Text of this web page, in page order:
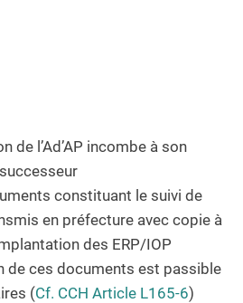
de l’Ad’AP incombe à son
constituant le suivi de
en préfecture avec copie à
des ERP/IOP
de ces documents est passible
(Cf. CCH Article L165-6)